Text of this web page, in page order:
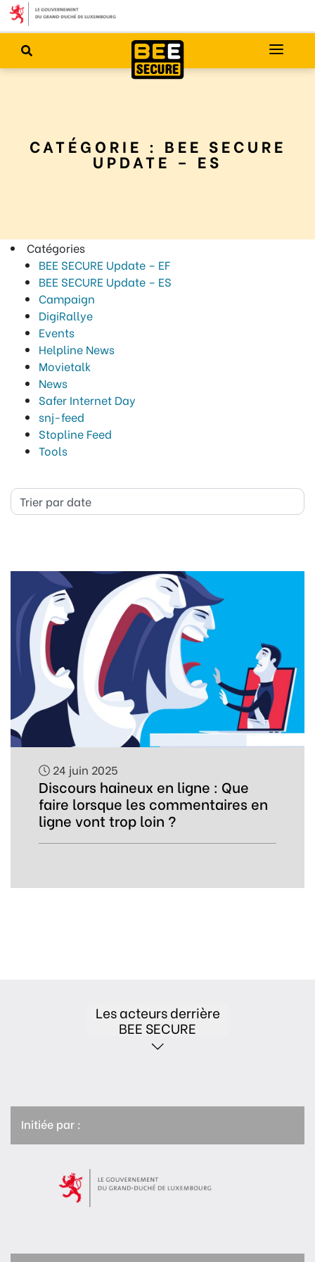
CATÉGORIE : BEE SECURE
UPDATE – ES
Catégories
BEE SECURE Update – EF
BEE SECURE Update – ES
Campaign
DigiRallye
Events
Helpline News
Movietalk
News
Safer Internet Day
snj-feed
Stopline Feed
Tools
24 juin 2025
Discours haineux en ligne : Que
faire lorsque les commentaires en
ligne vont trop loin ?
Les acteurs derrière
BEE SECURE
Initiée par :